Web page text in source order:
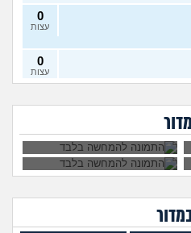
0
עצות
0
עצות
5
0
עצות
השתחררתי מהצבא
ומתחרטת, אפשר
לחזור לשרת?
איך להתמודד עם
צבא?